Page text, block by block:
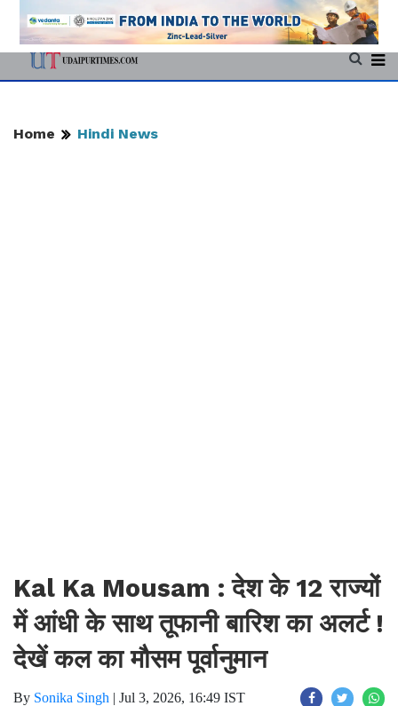
Home Hindi News
Kal Ka Mousam : देश के 12 राज्यों
में आंधी के साथ तूफानी बारिश का अलर्ट !
देखें कल का मौसम पूर्वानुमान
By Sonika Singh | Jul 3, 2026, 16:49 IST